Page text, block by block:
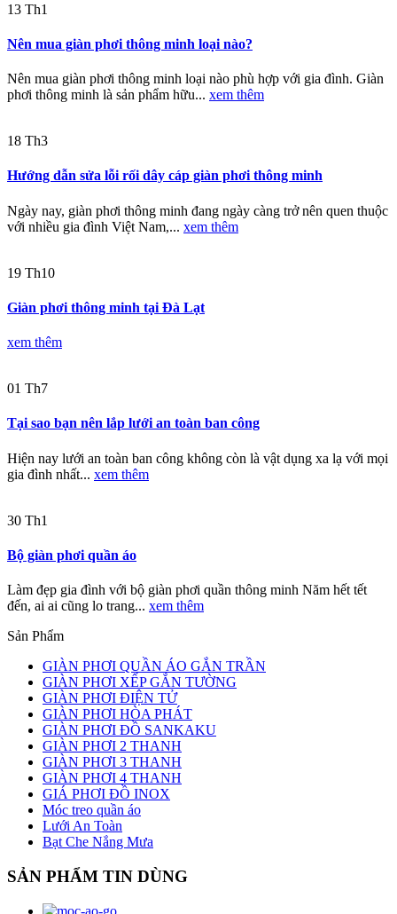
13 Th1
Nên mua giàn phơi thông minh loại nào?
Nên mua giàn phơi thông minh loại nào phù hợp với gia đình. Giàn
phơi thông minh là sản phẩm hữu... xem thêm
18 Th3
Hướng dẫn sửa lỗi rối dây cáp giàn phơi thông minh
Ngày nay, giàn phơi thông minh đang ngày càng trở nên quen thuộc
với nhiều gia đình Việt Nam,... xem thêm
19 Th10
Giàn phơi thông minh tại Đà Lạt
xem thêm
01 Th7
Tại sao bạn nên lắp lưới an toàn ban công
Hiện nay lưới an toàn ban công không còn là vật dụng xa lạ với mọi
gia đình nhất... xem thêm
30 Th1
Bộ giàn phơi quần áo
Làm đẹp gia đình với bộ giàn phơi quần thông minh Năm hết tết
đến, ai ai cũng lo trang... xem thêm
Sản Phẩm
GIÀN PHƠI QUẦN ÁO GẮN TRẦN
GIÀN PHƠI XẾP GẮN TƯỜNG
GIÀN PHƠI ĐIỆN TỬ
GIÀN PHƠI HÒA PHÁT
GIÀN PHƠI ĐỒ SANKAKU
GIÀN PHƠI 2 THANH
GIÀN PHƠI 3 THANH
GIÀN PHƠI 4 THANH
GIÁ PHƠI ĐỒ INOX
Móc treo quần áo
Lưới An Toàn
Bạt Che Nắng Mưa
SẢN PHẨM TIN DÙNG